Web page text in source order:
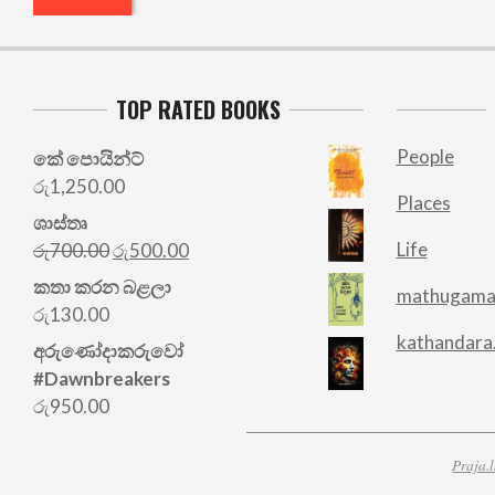
TOP RATED BOOKS
කේ පොයින්ට්
රු1,250.00
ශාස්තෘ
රු700.00Original
price
was:
රු500.00Current
කතා කරන බළලා
රු130.00
අරු‍ණෝදාකරුවෝ
#Dawnbreakers
රු950.00
People
Places
Life